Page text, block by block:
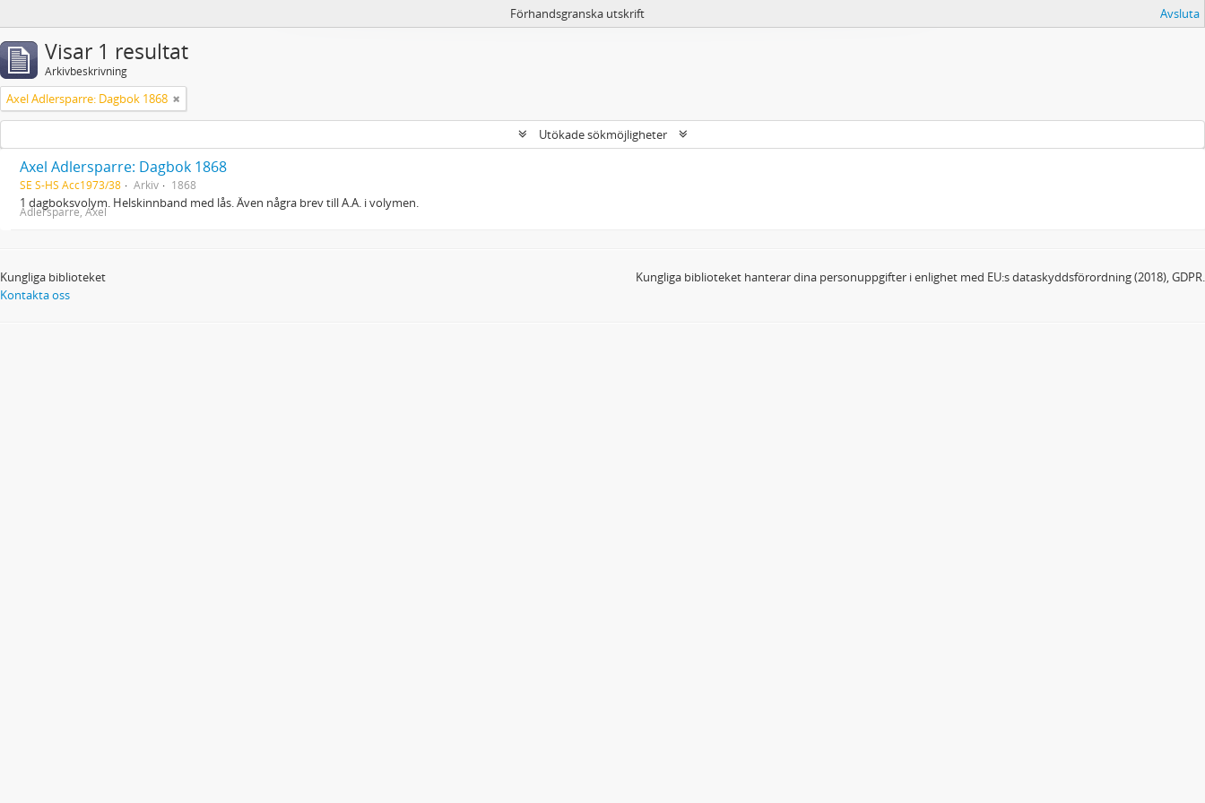
Förhandsgranska utskrift Avsluta
Visar 1 resultat
Arkivbeskrivning
Axel Adlersparre: Dagbok 1868
Utökade sökmöjligheter
Axel Adlersparre: Dagbok 1868
SE S-HS Acc1973/38 Arkiv 1868
1 dagboksvolym. Helskinnband med lås. Även några brev till A.A. i volymen.
Adlersparre, Axel
Kungliga biblioteket
Kontakta oss
Kungliga biblioteket hanterar dina personuppgifter i enlighet med EU:s dataskyddsförordning (2018), GDPR.